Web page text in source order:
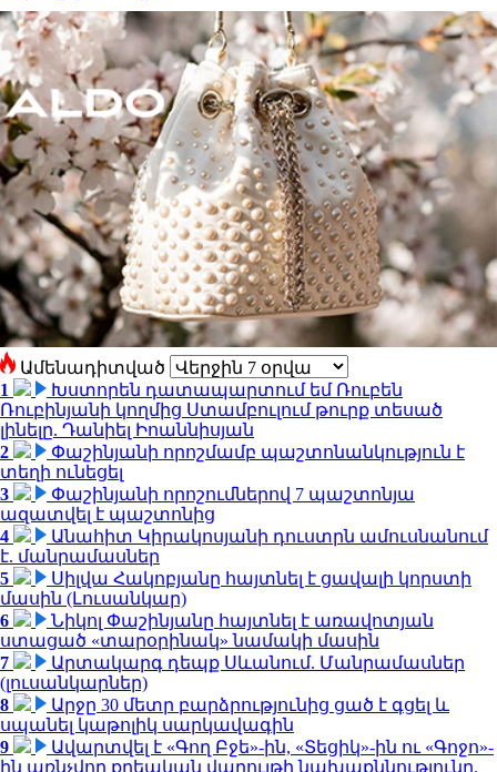
Ամենադիտված
1
Խստորեն դատապարտում եմ Ռուբեն
Ռուբինյանի կողմից Ստամբուլում թուրք տեսած
լինելը. Դանիել Իոաննիսյան
2
Փաշինյանի որոշմամբ պաշտոնանկություն է
տեղի ունեցել
3
Փաշինյանի որոշումներով 7 պաշտոնյա
ազատվել է պաշտոնից
4
Անահիտ Կիրակոսյանի դուստրն ամուսնանում
է. մանրամասներ
5
Սիլվա Հակոբյանը հայտնել է ցավալի կորստի
մասին (Լուսանկար)
6
Նիկոլ Փաշինյանը հայտնել է առավոտյան
ստացած «տարօրինակ» նամակի մասին
7
Արտակարգ դեպք Սևանում. Մանրամասներ
(լուսանկարներ)
8
Արջը 30 մետր բարձրությունից ցած է գցել և
սպանել կաթոլիկ սարկավագին
9
Ավարտվել է «Գող Բջե»-ին, «Տեցիկ»-ին ու «Գոջո»-
ին առնչվող քրեական վարույթի նախաքննությունը.